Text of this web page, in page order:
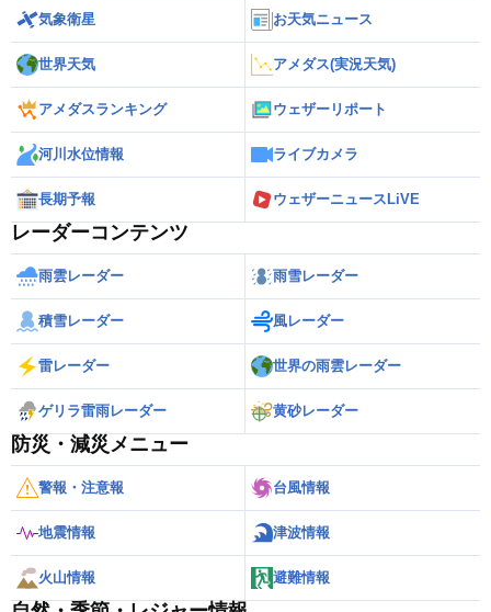
気象衛星 お天気ニュース
世界天気 アメダス(実況天気)
アメダスランキング ウェザーリポート
河川水位情報 ライブカメラ
長期予報 ウェザーニュースLiVE
レーダーコンテンツ
雨雲レーダー 雨雪レーダー
積雪レーダー 風レーダー
雷レーダー 世界の雨雲レーダー
ゲリラ雷雨レーダー 黄砂レーダー
防災・減災メニュー
警報・注意報 台風情報
地震情報 津波情報
火山情報 避難情報